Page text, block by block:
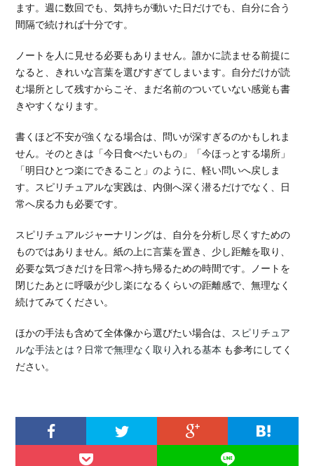
ます。週に数回でも、気持ちが動いた日だけでも、自分に合う
間隔で続ければ十分です。
ノートを人に見せる必要もありません。誰かに読ませる前提に
なると、きれいな言葉を選びすぎてしまいます。自分だけが読
む場所として残すからこそ、まだ名前のついていない感覚も書
きやすくなります。
書くほど不安が強くなる場合は、問いが深すぎるのかもしれま
せん。そのときは「今日食べたいもの」「今ほっとする場所」
「明日ひとつ楽にできること」のように、軽い問いへ戻しま
す。スピリチュアルな実践は、内側へ深く潜るだけでなく、日
常へ戻る力も必要です。
スピリチュアルジャーナリングは、自分を分析し尽くすための
ものではありません。紙の上に言葉を置き、少し距離を取り、
必要な気づきだけを日常へ持ち帰るための時間です。ノートを
閉じたあとに呼吸が少し楽になるくらいの距離感で、無理なく
続けてみてください。
ほかの手法も含めて全体像から選びたい場合は、
スピリチュア
ルな手法とは？日常で無理なく取り入れる基本 も参考にしてく
ださい。